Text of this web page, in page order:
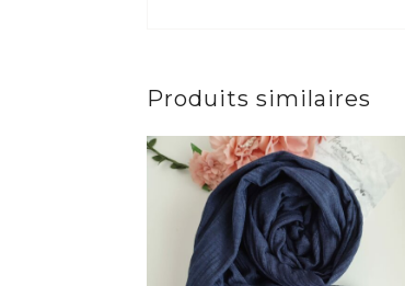
Produits similaires